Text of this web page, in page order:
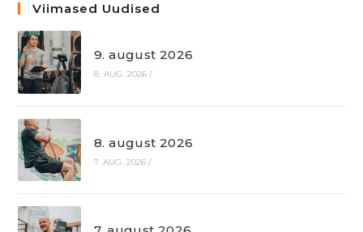
Viimased Uudised
9. august 2026
8. AUG. 2026 /
8. august 2026
7. AUG. 2026 /